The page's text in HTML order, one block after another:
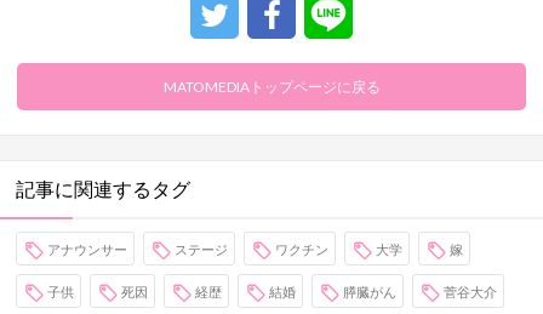
MATOMEDIAトップページに戻る
記事に関連するタグ
アナウンサー ステージ ワクチン 大学 嫁
子供 死因 経歴 結婚 膵臓がん 菅谷大介